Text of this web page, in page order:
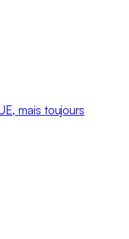
mais toujours